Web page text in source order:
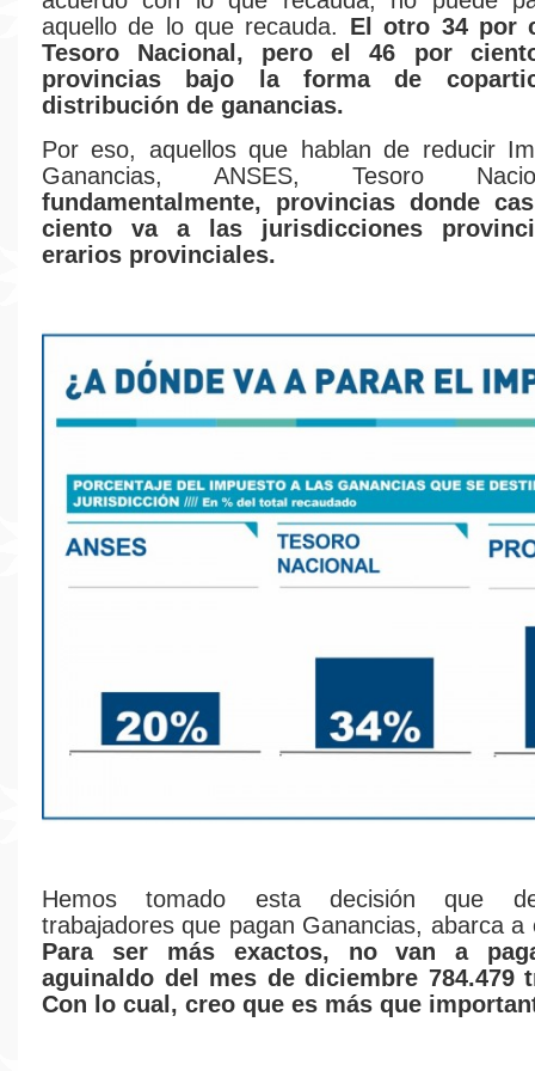
aquello de lo que recauda. El otro 34 por
Tesoro Nacional, pero el 46 por
provincias bajo la forma de
distribución de ganancias.
Por eso, aquellos que hablan de reducir
Ganancias, ANSES, Tesoro
fundamentalmente, provincias donde
ciento va a las jurisdicciones
erarios provinciales.
Hemos tomado esta decisión que
trabajadores que pagan Ganancias, abarca a
Para ser más exactos, no van a
aguinaldo del mes de diciembre 784.479
Con lo cual, creo que es más que